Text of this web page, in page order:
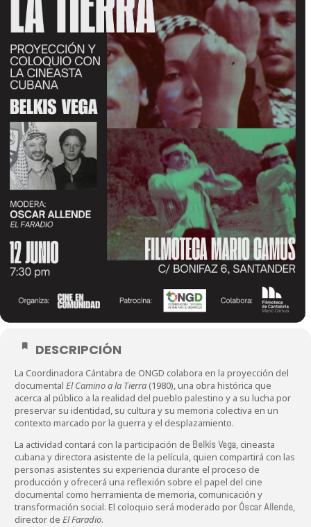
DESCRIPCIÓN
La Coordinadora Cántabra de ONGD colabora en la proyección del
documental El Camino a la Tierra (1980), una obra histórica que
acerca al público a la realidad del pueblo palestino y a su lucha por
preservar su identidad, su cultura y su memoria colectiva en un
contexto marcado por la guerra y el desplazamiento.
La actividad contará con la participación de Belkis Vega, cineasta
cubana y directora asistente de la película, quien compartirá con las
personas asistentes su experiencia durante el proceso de
producción y ofrecerá una reflexión sobre el papel del cine
documental como herramienta de memoria, comunicación y
transformación social. El coloquio será moderado por Óscar Allende,
director de El Faradio.